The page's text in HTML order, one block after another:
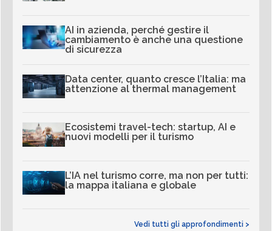
AI in azienda, perché gestire il
cambiamento è anche una questione
di sicurezza
Data center, quanto cresce l’Italia: ma
attenzione al thermal management
Ecosistemi travel-tech: startup, AI e
nuovi modelli per il turismo
L’IA nel turismo corre, ma non per tutti:
la mappa italiana e globale
Vedi tutti gli approfondimenti >